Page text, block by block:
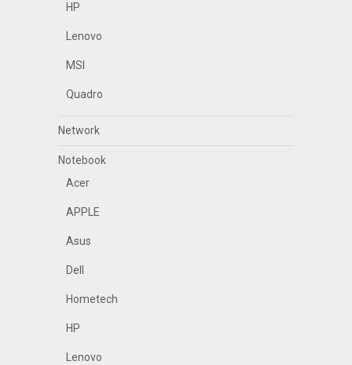
HP
Lenovo
MSI
Quadro
Network
Notebook
Acer
APPLE
Asus
Dell
Hometech
HP
Lenovo